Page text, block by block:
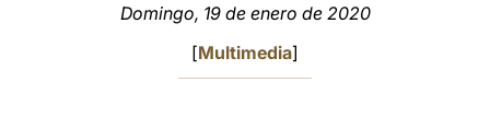
Domingo, 19 de enero de 2020
[Multimedia]